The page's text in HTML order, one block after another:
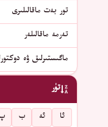
تور بەت ماقالىلىرى
تەرمە ماقالىلەر
ماگىستىرلىق ۋە
تۈر
ئا ئە ب